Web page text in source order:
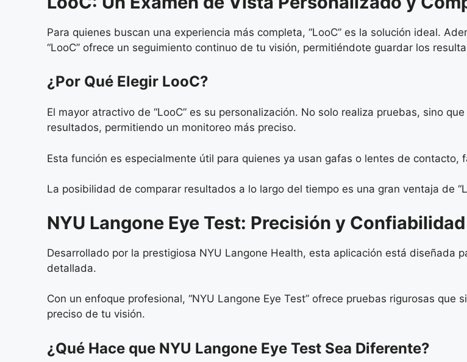
Para quienes buscan una experiencia más completa, “LooC” es la solución ideal.
“LooC” ofrece un seguimiento continuo de tu visión, permitiéndote guardar los
¿Por Qué Elegir LooC?
El mayor atractivo de “LooC” es su personalización. No solo realiza pruebas, sino
resultados, permitiendo un monitoreo más preciso.
Esta función es especialmente útil para quienes ya usan gafas o lentes de
La posibilidad de comparar resultados a lo largo del tiempo es una gran ventaja de
NYU Langone Eye Test: Precisión y
Desarrollado por la prestigiosa NYU Langone Health, esta aplicación está diseñada
detallada.
Con un enfoque profesional, “NYU Langone Eye Test” ofrece pruebas rigurosas
preciso de tu visión.
¿Qué Hace que NYU Langone Eye Test Sea Diferente?